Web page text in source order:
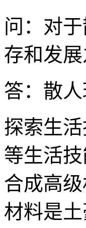
问：对
存和发展
答：散
探索生
等生活
合成高
材料是